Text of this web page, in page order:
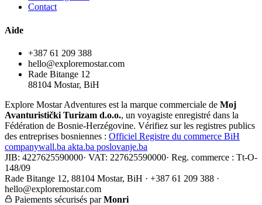
Contact
Aide
+387 61 209 388
hello@exploremostar.com
Rade Bitange 12
88104 Mostar, BiH
Explore Mostar Adventures est la marque commerciale de Moj
Avanturistički Turizam d.o.o., un voyagiste enregistré dans la
Fédération de Bosnie-Herzégovine. Vérifiez sur les registres publics
des entreprises bosniennes : Officiel Registre du commerce BiH
companywall.ba akta.ba poslovanje.ba
JIB: 4227625590000· VAT: 227625590000· Reg. commerce : Tt-O-
148/09
Rade Bitange 12, 88104 Mostar, BiH · +387 61 209 388 ·
hello@exploremostar.com
Paiements sécurisés parMonri